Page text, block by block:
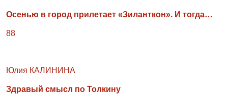
Осенью в город прилетает «Зиланткон». И тогда…
88
Юлия КАЛИНИНА
Здравый смысл по Толкину